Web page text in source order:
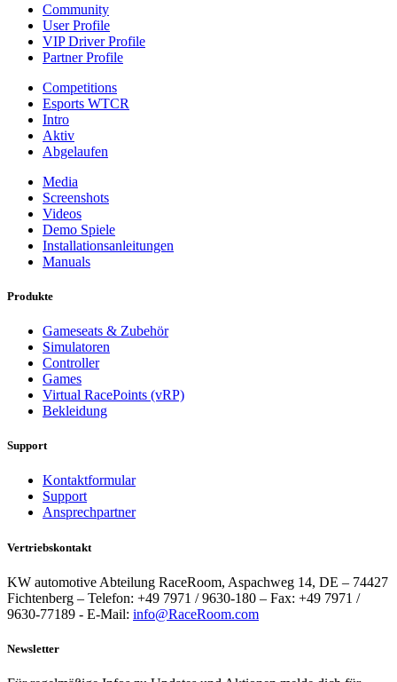
Community
User Profile
VIP Driver Profile
Partner Profile
Competitions
Esports WTCR
Intro
Aktiv
Abgelaufen
Media
Screenshots
Videos
Demo Spiele
Installationsanleitungen
Manuals
Produkte
Gameseats & Zubehör
Simulatoren
Controller
Games
Virtual RacePoints (vRP)
Bekleidung
Support
Kontaktformular
Support
Ansprechpartner
Vertriebskontakt
KW automotive Abteilung RaceRoom, Aspachweg 14, DE – 74427
Fichtenberg – Telefon: +49 7971 / 9630-180 – Fax: +49 7971 /
9630-77189 - E-Mail: info@RaceRoom.com
Newsletter